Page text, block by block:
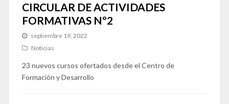
CIRCULAR DE ACTIVIDADES
FORMATIVAS Nº2
septiembre 19, 2022
Noticias
23 nuevos cursos ofertados desde el Centro de
Formación y Desarrollo